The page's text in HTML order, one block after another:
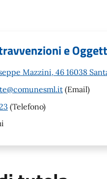
e
Mazzini, 46 16038
(Email)
(Telefono)